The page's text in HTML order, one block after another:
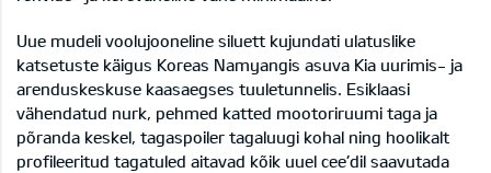
Uue mudeli voolujooneline siluett kujundati ulatuslike
katsetuste käigus Koreas Namyangis asuva Kia uurimis- ja
arenduskeskuse kaasaegses tuuletunnelis. Esiklaasi
vähendatud nurk, pehmed katted mootoriruumi taga ja
põranda keskel, tagaspoiler tagaluugi kohal ning hoolikalt
profileeritud tagatuled aitavad kõik uuel cee’dil saavutada